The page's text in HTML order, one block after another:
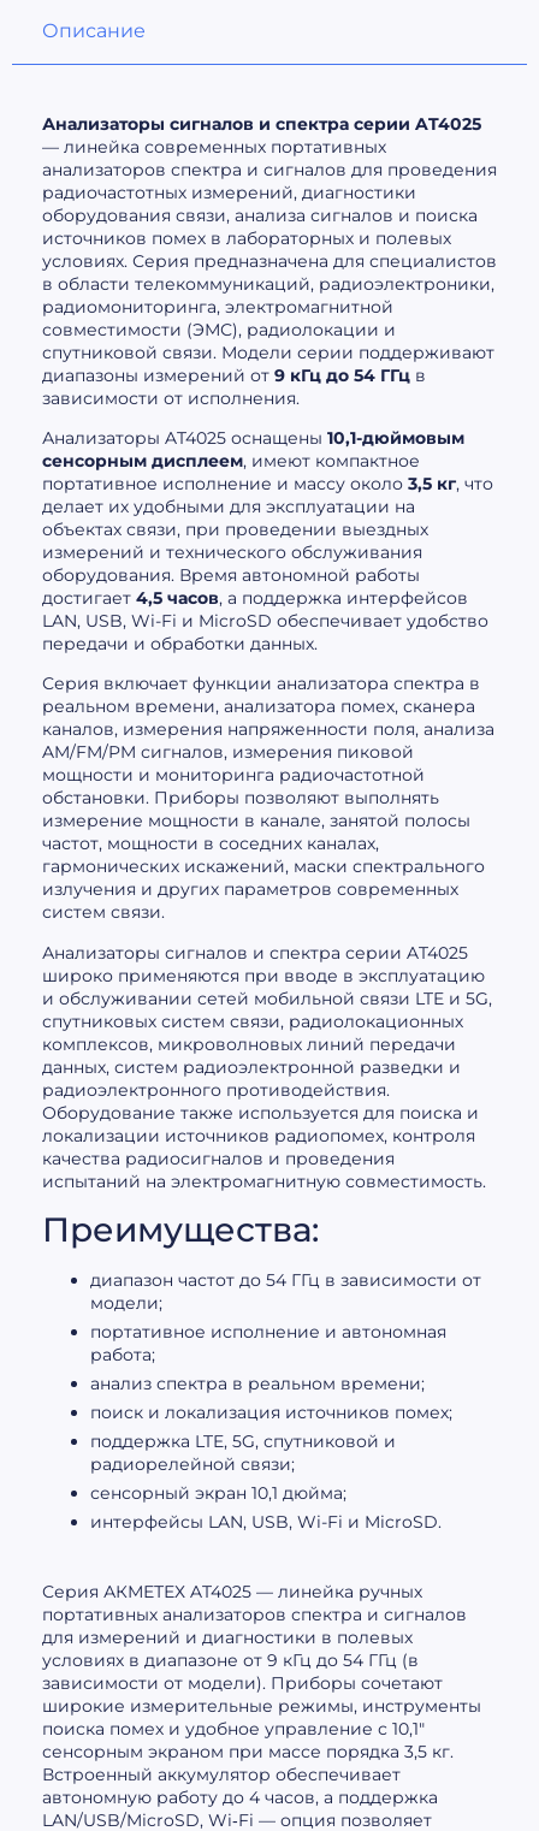
Описание
Анализаторы сигналов и спектра серии AT4025
— линейка современных портативных
анализаторов спектра и сигналов для проведения
радиочастотных измерений, диагностики
оборудования связи, анализа сигналов и поиска
источников помех в лабораторных и полевых
условиях. Серия предназначена для специалистов
в области телекоммуникаций, радиоэлектроники,
радиомониторинга, электромагнитной
совместимости (ЭМС), радиолокации и
спутниковой связи. Модели серии поддерживают
диапазоны измерений от 9 кГц до 54 ГГц в
зависимости от исполнения.
Анализаторы AT4025 оснащены 10,1-дюймовым
сенсорным дисплеем, имеют компактное
портативное исполнение и массу около 3,5 кг, что
делает их удобными для эксплуатации на
объектах связи, при проведении выездных
измерений и технического обслуживания
оборудования. Время автономной работы
достигает 4,5 часов, а поддержка интерфейсов
LAN, USB, Wi-Fi и MicroSD обеспечивает удобство
передачи и обработки данных.
Серия включает функции анализатора спектра в
реальном времени, анализатора помех, сканера
каналов, измерения напряженности поля, анализа
AM/FM/PM сигналов, измерения пиковой
мощности и мониторинга радиочастотной
обстановки. Приборы позволяют выполнять
измерение мощности в канале, занятой полосы
частот, мощности в соседних каналах,
гармонических искажений, маски спектрального
излучения и других параметров современных
систем связи.
Анализаторы сигналов и спектра серии AT4025
широко применяются при вводе в эксплуатацию
и обслуживании сетей мобильной связи LTE и 5G,
спутниковых систем связи, радиолокационных
комплексов, микроволновых линий передачи
данных, систем радиоэлектронной разведки и
радиоэлектронного противодействия.
Оборудование также используется для поиска и
локализации источников радиопомех, контроля
качества радиосигналов и проведения
испытаний на электромагнитную совместимость.
Преимущества:
диапазон частот до 54 ГГц в зависимости от
модели;
портативное исполнение и автономная
работа;
анализ спектра в реальном времени;
поиск и локализация источников помех;
поддержка LTE, 5G, спутниковой и
радиорелейной связи;
сенсорный экран 10,1 дюйма;
интерфейсы LAN, USB, Wi-Fi и MicroSD.
Серия АКМЕТЕХ AT4025 — линейка ручных
портативных анализаторов спектра и сигналов
для измерений и диагностики в полевых
условиях в диапазоне от 9 кГц до 54 ГГц (в
зависимости от модели). Приборы сочетают
широкие измерительные режимы, инструменты
поиска помех и удобное управление с 10,1″
сенсорным экраном при массе порядка 3,5 кг.
Встроенный аккумулятор обеспечивает
автономную работу до 4 часов, а поддержка
LAN/USB/MicroSD, Wi‑Fi — опция позволяет